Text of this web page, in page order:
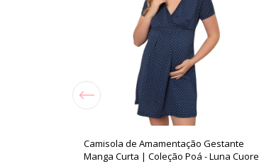
Camisola de Amamentação Gestante
Manga Curta | Coleção Poá - Luna Cuore